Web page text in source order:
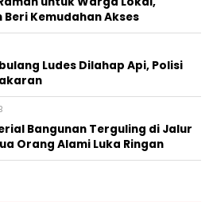
Kemudahan Akses
Ludes Dilahap Api, Polisi
Bangunan Terguling di Jalur
Orang Alami Luka Ringan